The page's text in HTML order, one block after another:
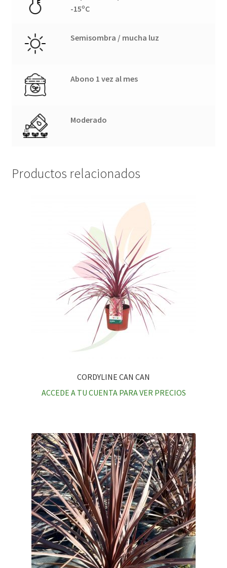
-15ºC
Semisombra / mucha luz
Abono 1 vez al mes
Moderado
Productos relacionados
CORDYLINE CAN CAN
ACCEDE A TU CUENTA PARA VER PRECIOS